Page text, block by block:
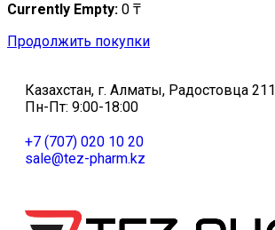
Currently Empty: 0 ₸
Продолжить покупки
Казахстан, г. Алматы, Радостовца 211
Пн-Пт: 9:00-18:00
+7 (707) 020 10 20
sale@tez-pharm.kz